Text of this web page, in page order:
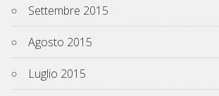
Settembre 2015
Agosto 2015
Luglio 2015